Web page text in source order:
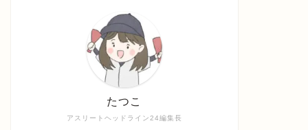
アスリートヘッドライン24編集長
たつこ